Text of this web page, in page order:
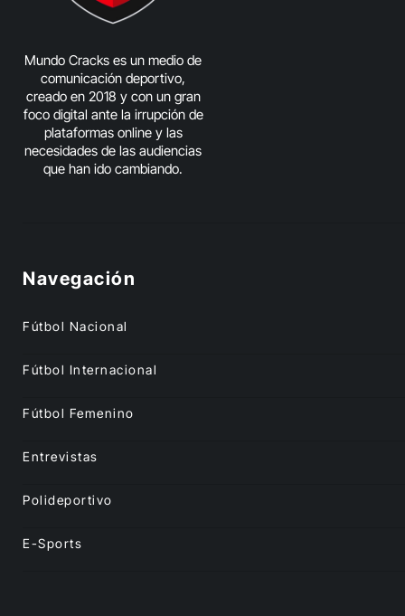
Mundo Cracks es un medio de
comunicación deportivo,
creado en 2018 y con un gran
foco digital ante la irrupción de
plataformas online y las
necesidades de las audiencias
que han ido cambiando.
Navegación
Fútbol Nacional
Fútbol Internacional
Fútbol Femenino
Entrevistas
Polideportivo
E-Sports